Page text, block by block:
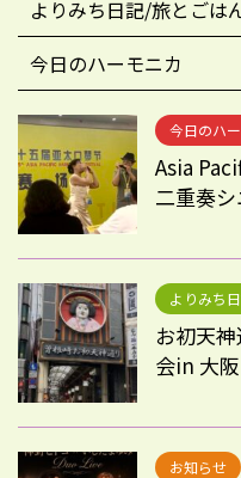
よりみち日記/旅とごは
今日のハーモニカ
今日のハ
Asia
二重奏
よりみち
お初天
会in 大阪
お知らせ